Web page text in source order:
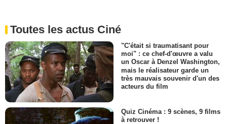
Toutes les actus Ciné
"C'était si traumatisant pour
moi" : ce chef-d'œuvre a valu
un Oscar à Denzel Washington,
mais le réalisateur garde un
très mauvais souvenir d'un des
acteurs du film
Quiz Cinéma : 9 scènes, 9 films
à retrouver !